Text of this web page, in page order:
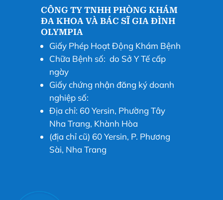
CÔNG TY TNHH PHÒNG KHÁM
ĐA KHOA VÀ BÁC SĨ GIA ĐÌNH
OLYMPIA
Giấy Phép Hoạt Động Khám Bệnh
Chữa Bệnh số: do Sở Y Tế cấp
ngày
Giấy chứng nhận đăng ký doanh
nghiệp số:
Địa chỉ: 60 Yersin, Phường Tây
Nha Trang, Khành Hòa
(địa chỉ cũ) 60 Yersin, P. Phương
Sài, Nha Trang